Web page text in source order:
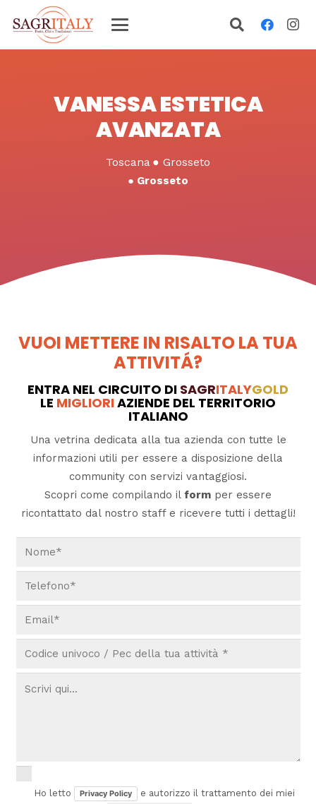
VANESSA ESTETICA
AVANZATA
Toscana ● Grosseto
● Grosseto
VUOI METTERE IN RISALTO LA TUA
ATTIVITÁ?
ENTRA NEL CIRCUITO DI SAGRITALYGOLD
LE MIGLIORIAZIENDE DEL TERRITORIO
ITALIANO
Una vetrina dedicata alla tua azienda con tutte le
informazioni utili per essere a disposizione della
community con servizi vantaggiosi.
Scopri come compilando il form per essere
ricontattato dal nostro staff e ricevere tutti i dettagli!
Ho letto Privacy Policy
e autorizzo il trattamento dei miei